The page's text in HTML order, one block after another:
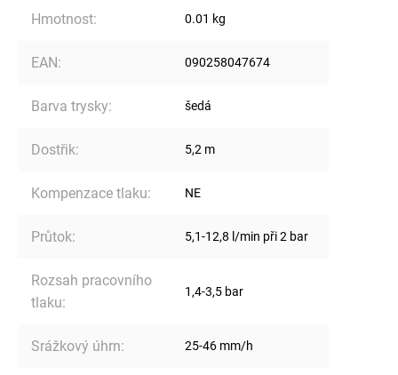
Hmotnost: 0.01 kg
EAN: 090258047674
Barva trysky: šedá
Dostřik: 5,2 m
Kompenzace tlaku: NE
Průtok: 5,1-12,8 l/min při 2 bar
Rozsah pracovního
tlaku:
1,4-3,5 bar
Srážkový úhrn: 25-46 mm/h